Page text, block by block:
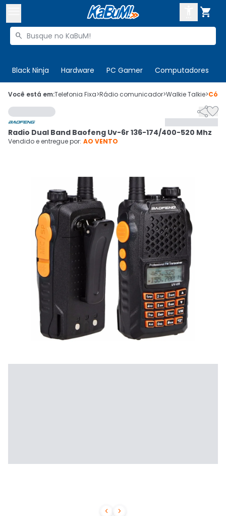

Buscar produtos

Black Ninja Hardware PC Gamer Computadores
 Olá. Acesse sua conta
 Departamentos
Cupons
Ativar tradutor em libras
CADASTRE-SE
Você está em:Telefonia Fixa>Rádio comunicador>Walkie Talkie>
 

Radio Dual Band Baofeng Uv-6r 136-174/400-520 Mhz
Vendido e entregue por: AO VENTO